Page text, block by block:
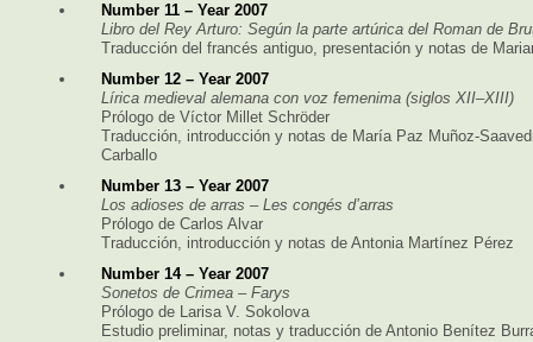
Number 11 – Year 2007
Libro del Rey Arturo: Según la parte artúrica del Roman de
Traducción del francés antiguo, presentación y notas de
Number 12 – Year 2007
Lírica medieval alemana con voz femenima (siglos XII–XIII)
Prólogo de Víctor Millet Schröder
Traducción, introducción y notas de María Paz Muñoz-
Carballo
Number 13 – Year 2007
Los adioses de arras – Les congés d’arras
Prólogo de Carlos Alvar
Traducción, introducción y notas de Antonia Martínez Pérez
Number 14 – Year 2007
Sonetos de Crimea – Farys
Prólogo de Larisa V. Sokolova
Estudio preliminar, notas y traducción de Antonio Benítez